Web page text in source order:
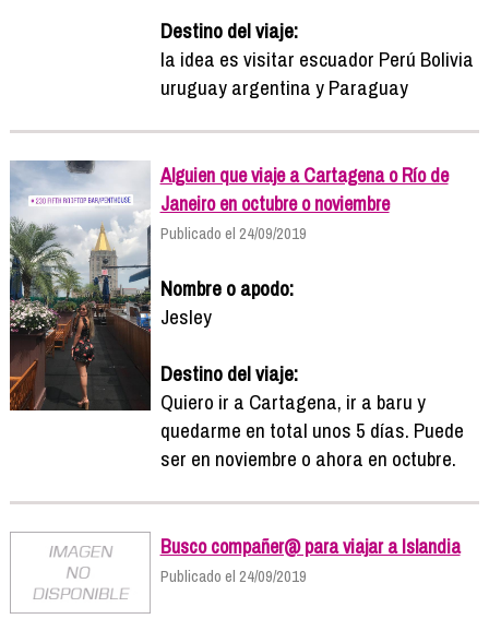
Destino del viaje:
la idea es visitar escuador Perú Bolivia
uruguay argentina y Paraguay
Alguien que viaje a Cartagena o Río de
Janeiro en octubre o noviembre
Publicado el 24/09/2019
Nombre o apodo:
Jesley
Destino del viaje:
Quiero ir a Cartagena, ir a baru y
quedarme en total unos 5 días. Puede
ser en noviembre o ahora en octubre.
Busco compañer@ para viajar a Islandia
Publicado el 24/09/2019